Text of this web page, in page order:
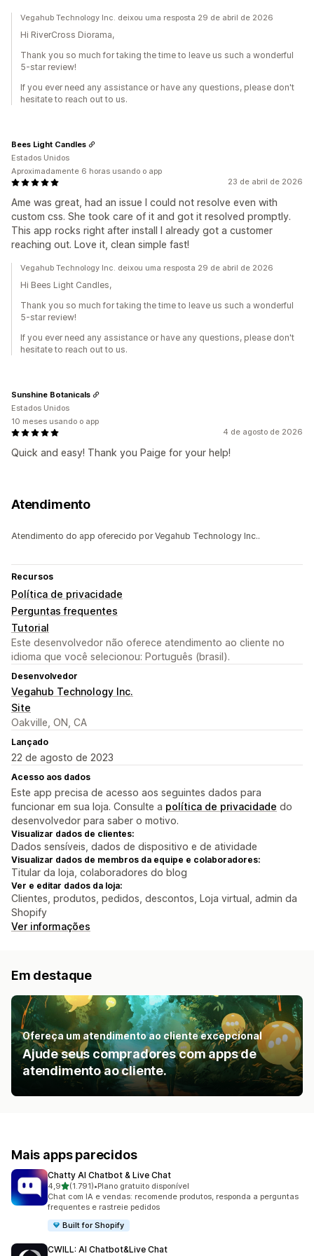
Vegahub Technology Inc. deixou uma resposta 29 de abril de 2026
Hi RiverCross Diorama,
Thank you so much for taking the time to leave us such a wonderful
5-star review!
If you ever need any assistance or have any questions, please don't
hesitate to reach out to us.
23 de abril de 2026
Ame was great, had an issue I could not resolve even with
custom css. She took care of it and got it resolved promptly.
This app rocks right after install I already got a customer
reaching out. Love it, clean simple fast!
Bees Light Candles
Estados Unidos
Aproximadamente 6 horas usando o app
Vegahub Technology Inc. deixou uma resposta 29 de abril de 2026
Hi Bees Light Candles,
Thank you so much for taking the time to leave us such a wonderful
5-star review!
If you ever need any assistance or have any questions, please don't
hesitate to reach out to us.
4 de agosto de 2026
Quick and easy! Thank you Paige for your help!
Sunshine Botanicals
Estados Unidos
10 meses usando o app
Atendimento
Atendimento do app oferecido por Vegahub Technology Inc..
Recursos
Política de privacidade
Perguntas frequentes
Tutorial
Este desenvolvedor não oferece atendimento ao cliente no
idioma que você selecionou: Português (brasil).
Desenvolvedor
Vegahub Technology Inc.
Site
Oakville, ON, CA
Lançado
22 de agosto de 2023
Acesso aos dados
Este app precisa de acesso aos seguintes dados para
funcionar em sua loja. Consulte a política de privacidade do
desenvolvedor para saber o motivo.
Visualizar dados de clientes:
Dados sensíveis, dados de dispositivo e de atividade
Visualizar dados de membros da equipe e colaboradores:
Titular da loja, colaboradores do blog
Ver e editar dados da loja:
Clientes, produtos, pedidos, descontos, Loja virtual, admin da
Shopify
Ver informações
Em destaque
Ofereça um atendimento ao cliente excepcional
Ajude seus compradores com apps de
atendimento ao cliente.
Mais apps parecidos
Chatty AI Chatbot & Live Chat
4,9de 5 estrelas
(1.791)
1791 avaliações ao todo
•Plano gratuito disponível
Chat com IA e vendas: recomende produtos, responda a perguntas
frequentes e rastreie pedidos
Built for Shopify
CWILL: AI Chatbot&Live Chat